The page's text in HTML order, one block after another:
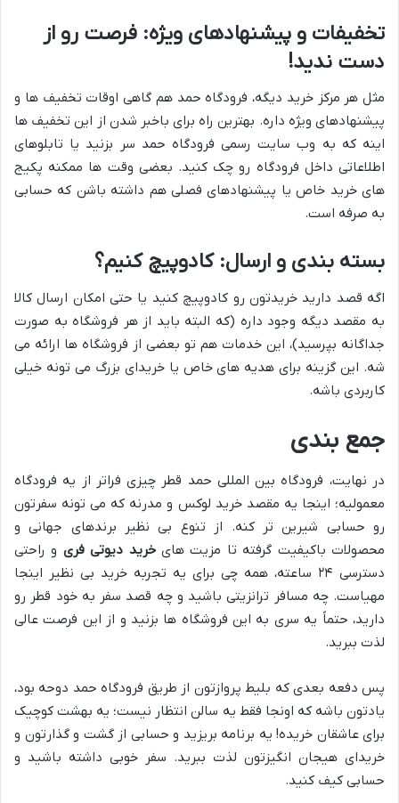
تخفیفات و پیشنهادهای ویژه: فرصت رو از
دست ندید!
مثل هر مرکز خرید دیگه، فرودگاه حمد هم گاهی اوقات تخفیف ها و
پیشنهادهای ویژه داره. بهترین راه برای باخبر شدن از این تخفیف ها
اینه که به وب سایت رسمی فرودگاه حمد سر بزنید یا تابلوهای
اطلاعاتی داخل فرودگاه رو چک کنید. بعضی وقت ها ممکنه پکیج
های خرید خاص یا پیشنهادهای فصلی هم داشته باشن که حسابی
به صرفه است.
بسته بندی و ارسال: کادوپیچ کنیم؟
اگه قصد دارید خریدتون رو کادوپیچ کنید یا حتی امکان ارسال کالا
به مقصد دیگه وجود داره (که البته باید از هر فروشگاه به صورت
جداگانه بپرسید)، این خدمات هم تو بعضی از فروشگاه ها ارائه می
شه. این گزینه برای هدیه های خاص یا خریدای بزرگ می تونه خیلی
کاربردی باشه.
جمع بندی
در نهایت، فرودگاه بین المللی حمد قطر چیزی فراتر از یه فرودگاه
معمولیه؛ اینجا یه مقصد خرید لوکس و مدرنه که می تونه سفرتون
رو حسابی شیرین تر کنه. از تنوع بی نظیر برندهای جهانی و
محصولات باکیفیت گرفته تا مزیت هایخرید دیوتی فری و راحتی
دسترسی ۲۴ ساعته، همه چی برای یه تجربه خرید بی نظیر اینجا
مهیاست. چه مسافر ترانزیتی باشید و چه قصد سفر به خود قطر رو
دارید، حتماً یه سری به این فروشگاه ها بزنید و از این فرصت عالی
لذت ببرید.
پس دفعه بعدی که بلیط پروازتون از طریق فرودگاه حمد دوحه بود،
یادتون باشه که اونجا فقط یه سالن انتظار نیست؛ یه بهشت کوچیک
برای عاشقان خریده! یه برنامه بریزید و حسابی از گشت و گذارتون و
خریدای هیجان انگیزتون لذت ببرید. سفر خوبی داشته باشید و
حسابی کیف کنید.